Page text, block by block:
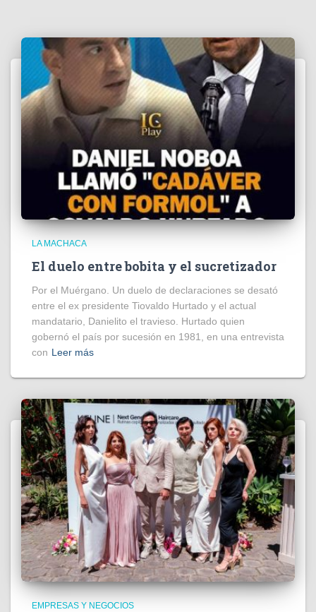
LA MACHACA
El duelo entre bobita y el sucretizador
Por el Muérgano. Un duelo de declaraciones se desató
entre el ex presidente Tiovaldo Hurtado y el actual
mandatario, Danielito el travieso. Hurtado quien
gobernó el país por sucesión en 1981, en una entrevista
con Leer más
EMPRESAS Y NEGOCIOS